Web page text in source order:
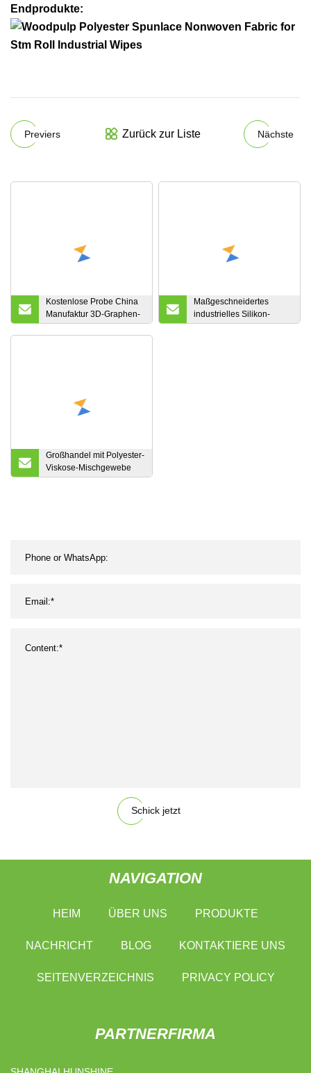
Endprodukte:
Previers Zurück zur Liste Nächste
Kostenlose Probe China
Manufaktur 3D-Graphen-
Golf-Flughafen-Rasen-
Maßgeschneidertes
industrielles Silikon-
Glasfasergewebe für
Großhandel mit Polyester-
Viskose-Mischgewebe
und Stretch-Tr-Serge-
Schick jetzt
NAVIGATION
HEIM ÜBER UNS PRODUKTE
NACHRICHT BLOG KONTAKTIERE UNS
SEITENVERZEICHNIS PRIVACY POLICY
PARTNERFIRMA